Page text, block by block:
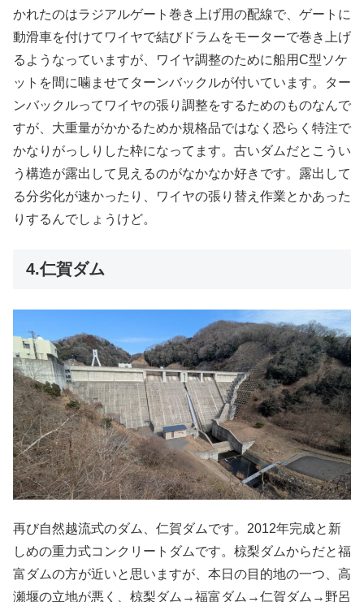
かれたのはラジアルゲート巻き上げ用の配線で、ゲートに
動滑車を付けてワイヤで結びドラムをモーターで巻き上げ
るようなっていますが、ワイヤ調整のために船用C型ソケ
ットを間に噛ませてターンバックルが付いています。ター
ンバックルってワイヤの張り調整をするためのものなんで
すが、大重量がかかるためか規格品ではなく恐らく特注で
かなりがっしりした枠になってます。古いダムだとこうい
う構造が露出して見えるのがなかなか好きです。露出して
る分劣化が速かったり、ワイヤの張り替え作業とかあった
りするんでしょうけど。
4.仁賀ダム
再び自然越流式のダム、仁賀ダムです。2012年完成と新
しめの重力式コンクリートダムです。椋梨ダムからだと福
富ダムの方が近いと思いますが、本日の目的地の一つ、高
瀬堰の立地が悪く、椋梨ダム→福富ダム→仁賀ダム→野呂